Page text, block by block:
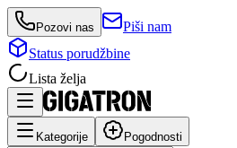
Pozovi nas
Piši nam
Status porudžbine
Lista želja
Kategorije Pogodnosti